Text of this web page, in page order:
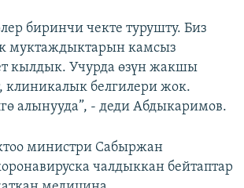
биринчи чекте турушту. Биз
муктаждыктарын камсыз
кылдык. Учурда өзүн жакшы
клиникалык белгилери жок.
алынууда”, - деди Абдыкаримов.
министри Сабыржан
чалдыккан бейтаптар